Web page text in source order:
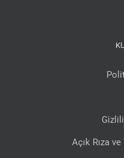
Açık Rıza